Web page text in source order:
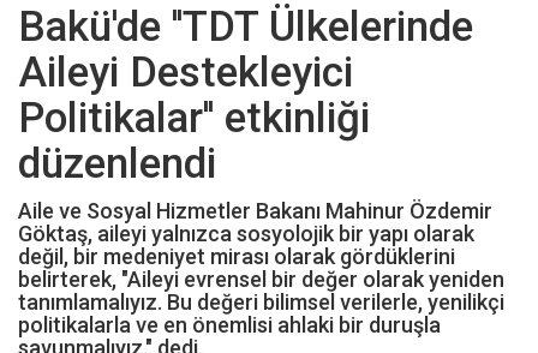
Bakü'de ''TDT Ülkelerinde
Aileyi Destekleyici
Politikalar'' etkinliği
düzenlendi
Aile ve Sosyal Hizmetler Bakanı Mahinur Özdemir
Göktaş, aileyi yalnızca sosyolojik bir yapı olarak
değil, bir medeniyet mirası olarak gördüklerini
belirterek, "Aileyi evrensel bir değer olarak yeniden
tanımlamalıyız. Bu değeri bilimsel verilerle, yenilikçi
politikalarla ve en önemlisi ahlaki bir duruşla
savunmalıyız." dedi.